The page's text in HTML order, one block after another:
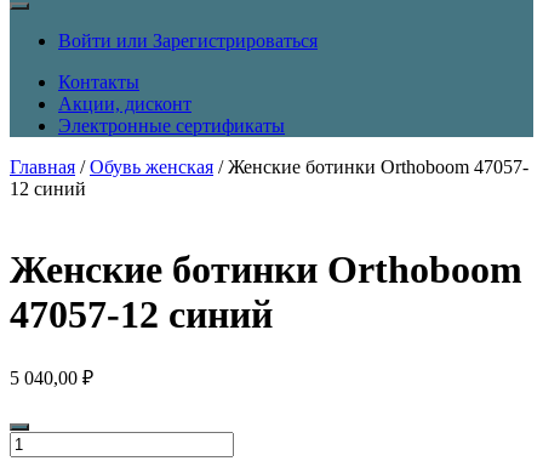
Войти или Зарегистрироваться
Контакты
Акции, дисконт
Электронные сертификаты
Главная /Обувь женская / Женские ботинки Orthoboom 47057-
12 синий
Женские ботинки Orthoboom
47057-12 синий
5 040,00 ₽
Количество